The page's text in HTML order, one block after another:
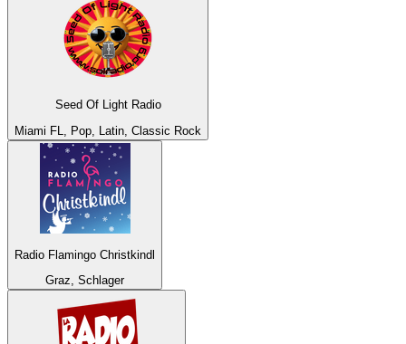
Seed Of Light Radio
Miami FL, Pop, Latin, Classic Rock
Radio Flamingo Christkindl
Graz, Schlager